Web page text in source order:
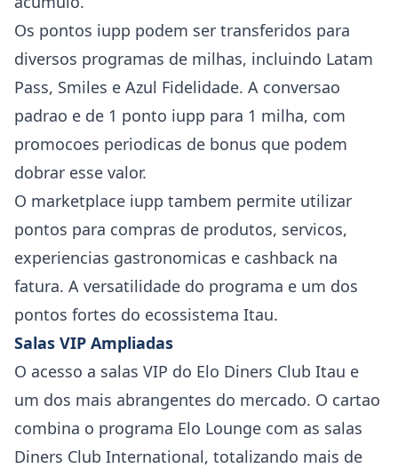
Os pontos iupp podem ser transferidos para
diversos programas de milhas, incluindo Latam
Pass, Smiles e Azul Fidelidade. A conversao
padrao e de 1 ponto iupp para 1 milha, com
promocoes periodicas de bonus que podem
dobrar esse valor.
O marketplace iupp tambem permite utilizar
pontos para compras de produtos, servicos,
experiencias gastronomicas e cashback na
fatura. A versatilidade do programa e um dos
pontos fortes do ecossistema Itau.
Salas VIP Ampliadas
O acesso a salas VIP do Elo Diners Club Itau e
um dos mais abrangentes do mercado. O cartao
combina o programa Elo Lounge com as salas
Diners Club International, totalizando mais de